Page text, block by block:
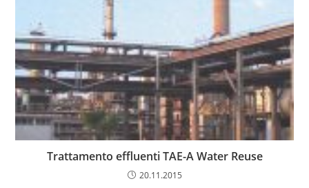
Trattamento effluenti TAE-A Water Reuse
20.11.2015